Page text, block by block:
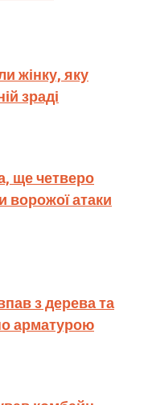
жінку, яку
зраді
ще четверо
ворожої атаки
з дерева та
арматурою